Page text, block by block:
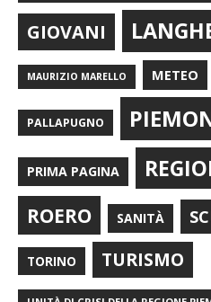
GIOVANI
MAURIZIO MARELLO METEO
PALLAPUGNO
PRIMA PAGINA
ROERO SANITÀ
TORINO TURISMO